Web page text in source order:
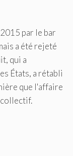
par le bar
a été rejeté
qui a
États, a rétabli
que l'affaire